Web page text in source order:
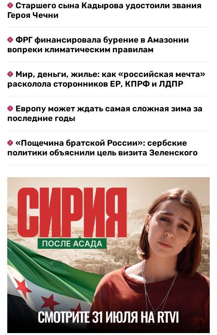
Старшего сына Кадырова удостоили звания
Героя Чечни
ФРГ финансировала бурение в Амазонии
вопреки климатическим правилам
Мир, деньги, жилье: как «российская мечта»
расколола сторонников ЕР, КПРФ и ЛДПР
Европу может ждать самая сложная зима за
последние годы
«Пощечина братской России»: сербские
политики объяснили цель визита Зеленского